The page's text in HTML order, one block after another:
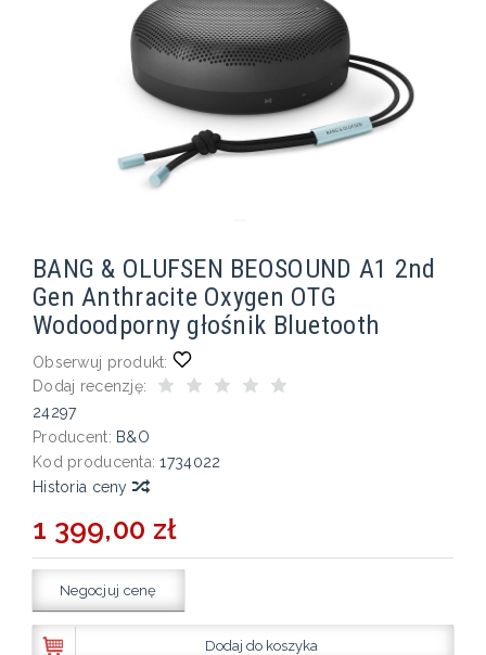
BANG & OLUFSEN BEOSOUND A1 2nd
Gen Anthracite Oxygen OTG
Wodoodporny głośnik Bluetooth
Obserwuj produkt:
Dodaj recenzję:
24297
Producent: B&O
Kod producenta: 1734022
Historia ceny
1 399,00 zł
Negocjuj cenę
Dodaj do koszyka